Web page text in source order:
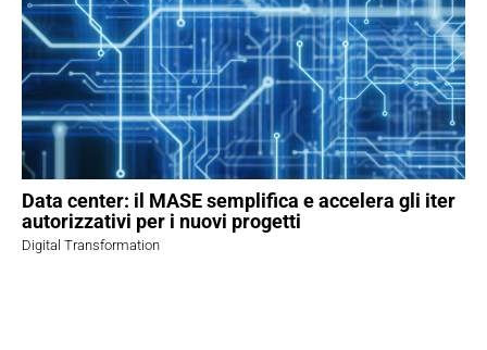
Data center: il MASE semplifica e accelera gli iter
autorizzativi per i nuovi progetti
Digital Transformation